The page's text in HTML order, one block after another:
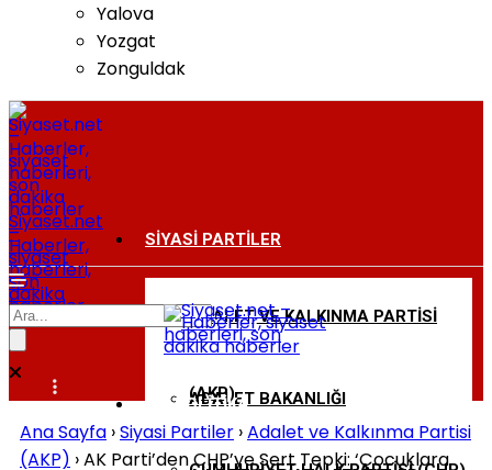
Yalova
Yozgat
Zonguldak
Siyaset.net
–
Haberler,
siyaset
haberleri,
son
dakika
haberler
SIYASI PARTILER
ADALET VE KALKINMA PARTISI
(AKP)
BAKANLIKLAR
ADALET BAKANLIĞI
DIŞ POLITIKA
Ana Sayfa ›Siyasi Partiler ›Adalet ve Kalkınma Partisi
(AKP) ›AK Parti’den CHP’ye Sert Tepki: ‘Çocuklara